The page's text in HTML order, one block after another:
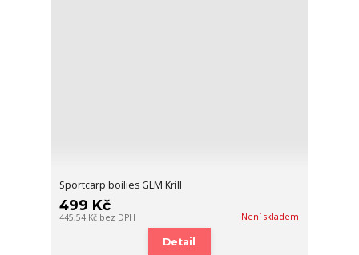
Sportcarp boilies GLM Krill
499 Kč
445,54 Kč bez DPH Není skladem
Detail